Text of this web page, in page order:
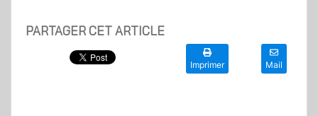
PARTAGER CET ARTICLE
Imprimer Mail